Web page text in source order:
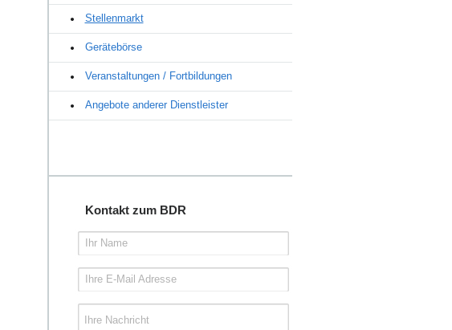
Stellenmarkt
Gerätebörse
Veranstaltungen / Fortbildungen
Angebote anderer Dienstleister
Kontakt zum BDR
Ihr Name
Ihre E-Mail Adresse
Ihre Nachricht